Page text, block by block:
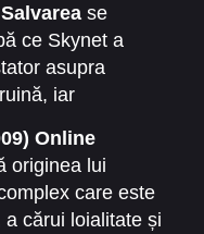
francizei
războiul dintre
Terminator.
se
ce Skynet a
asupra
iar
Connor,
liderul
pentru omenire,
Online
originea lui
care este
cărui loialitate și